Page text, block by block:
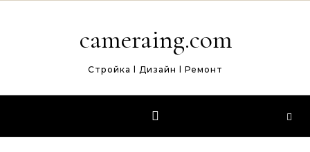
cameraing.com
Стройка l Дизайн l Ремонт